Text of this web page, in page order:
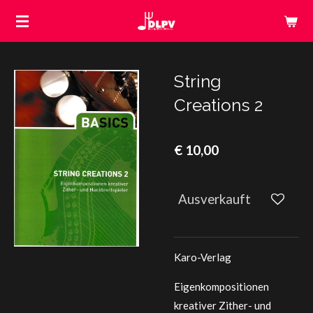
Zum
String
Creations 2
€ 10,00
Ausverkauft
Karo-Verlag
Eigenkompositionen
kreativer Zither- und